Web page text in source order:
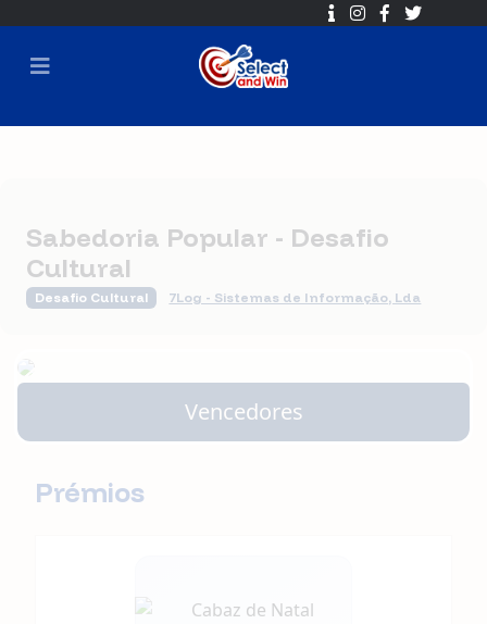
Sabedoria Popular - Desafio
Cultural
Desafio Cultural 7Log - Sistemas de Informação, Lda
Prémios
Vencedores